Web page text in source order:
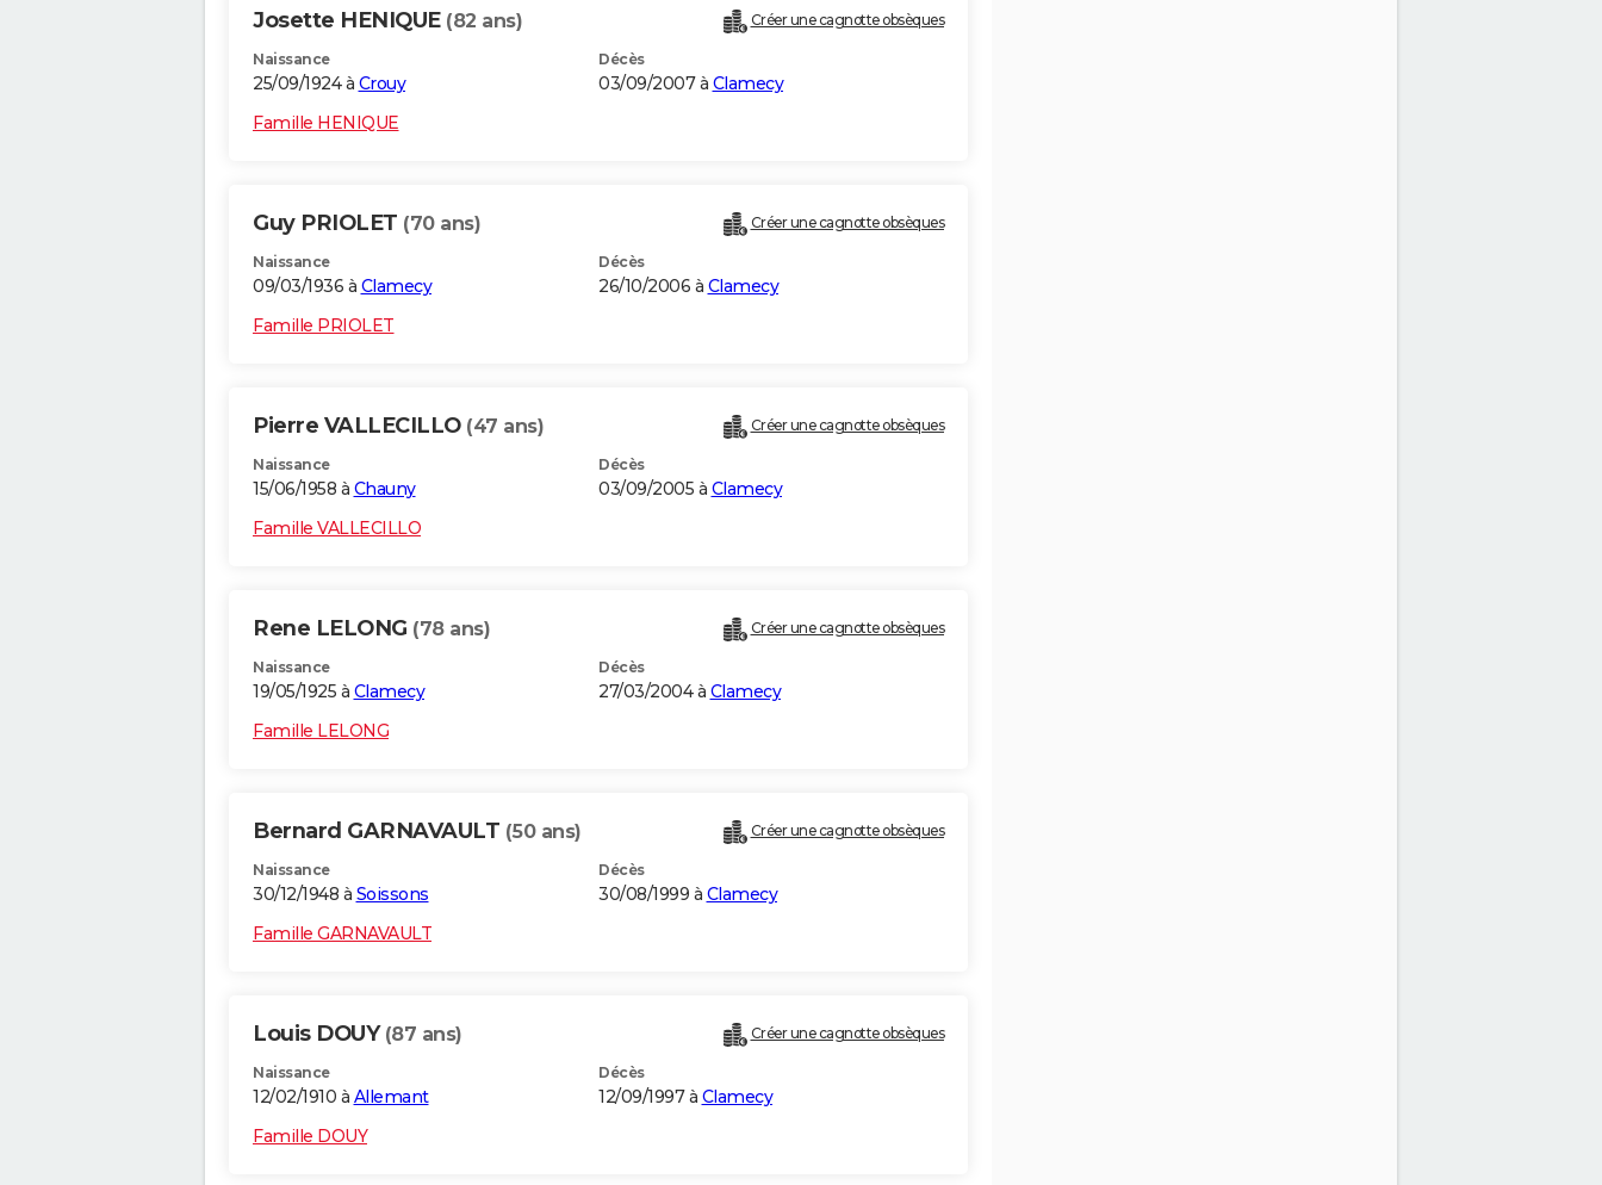
Josette HENIQUE (82 ans) Créer une cagnotte obsèques
Naissance
25/09/1924 à Crouy
Décès
03/09/2007 à Clamecy
Famille HENIQUE
Guy PRIOLET (70 ans) Créer une cagnotte obsèques
Naissance
09/03/1936 à Clamecy
Décès
26/10/2006 à Clamecy
Famille PRIOLET
Pierre VALLECILLO (47 ans) Créer une cagnotte obsèques
Naissance
15/06/1958 à Chauny
Décès
03/09/2005 à Clamecy
Famille VALLECILLO
Rene LELONG (78 ans) Créer une cagnotte obsèques
Naissance
19/05/1925 à Clamecy
Décès
27/03/2004 à Clamecy
Famille LELONG
Bernard GARNAVAULT (50 ans) Créer une cagnotte obsèques
Naissance
30/12/1948 à Soissons
Décès
30/08/1999 à Clamecy
Famille GARNAVAULT
Louis DOUY (87 ans) Créer une cagnotte obsèques
Naissance
12/02/1910 à Allemant
Décès
12/09/1997 à Clamecy
Famille DOUY